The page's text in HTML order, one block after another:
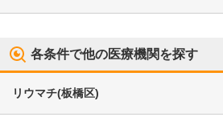
各条件で他の医療機関を探す
リウマチ(板橋区)